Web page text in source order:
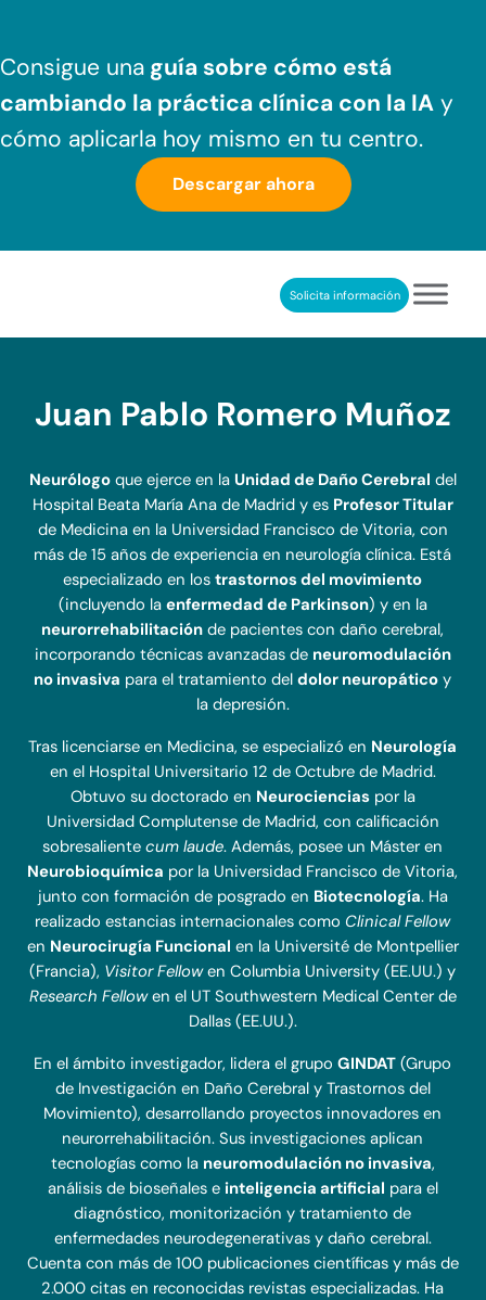
Consigue una guía sobre cómo está
cambiando la práctica clínica con la IA y
cómo aplicarla hoy mismo en tu centro.
Descargar ahora
REHABILITACIÓN COGNITIVA PROFESIONALSolicita información
Juan Pablo Romero Muñoz
Neurólogoque ejerce en la Unidad de Daño Cerebral del
Hospital Beata María Ana de Madrid y es Profesor Titular
de Medicina en la Universidad Francisco de Vitoria, con
más de 15 años de experiencia en neurología clínica. Está
especializado en lostrastornos del movimiento
(incluyendo la enfermedad de Parkinson) y en la
neurorrehabilitación de pacientes con daño cerebral,
incorporando técnicas avanzadas de neuromodulación
no invasiva para el tratamiento deldolor neuropático y
la depresión.
Tras licenciarse en Medicina, se especializó en Neurología
en el Hospital Universitario 12 de Octubre de Madrid.
Obtuvo su doctorado en Neurocienciaspor la
Universidad Complutense de Madrid, con calificación
sobresalientecum laude. Además, posee un Máster en
Neurobioquímica por la Universidad Francisco de Vitoria,
junto con formación de posgrado en Biotecnología. Ha
realizado estancias internacionales como Clinical Fellow
en Neurocirugía Funcional en la Université de Montpellier
(Francia), Visitor Fellowen Columbia University (EE.UU.) y
Research Fellowen el UT Southwestern Medical Center de
Dallas (EE.UU.).
En el ámbito investigador, lidera el grupoGINDAT (Grupo
de Investigación en Daño Cerebral y Trastornos del
Movimiento), desarrollando proyectos innovadores en
neurorrehabilitación. Sus investigaciones aplican
tecnologías como la neuromodulación no invasiva,
análisis de bioseñales e inteligencia artificial para el
diagnóstico, monitorización y tratamiento de
enfermedades neurodegenerativas y daño cerebral.
Cuenta con más de 100 publicaciones científicas y más de
2.000 citas en reconocidas revistas especializadas. Ha